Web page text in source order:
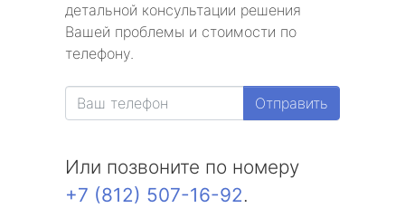
детальной консультации решения
Вашей проблемы и стоимости по
телефону.
Отправить
Или позвоните по номеру
+7 (812) 507-16-92.